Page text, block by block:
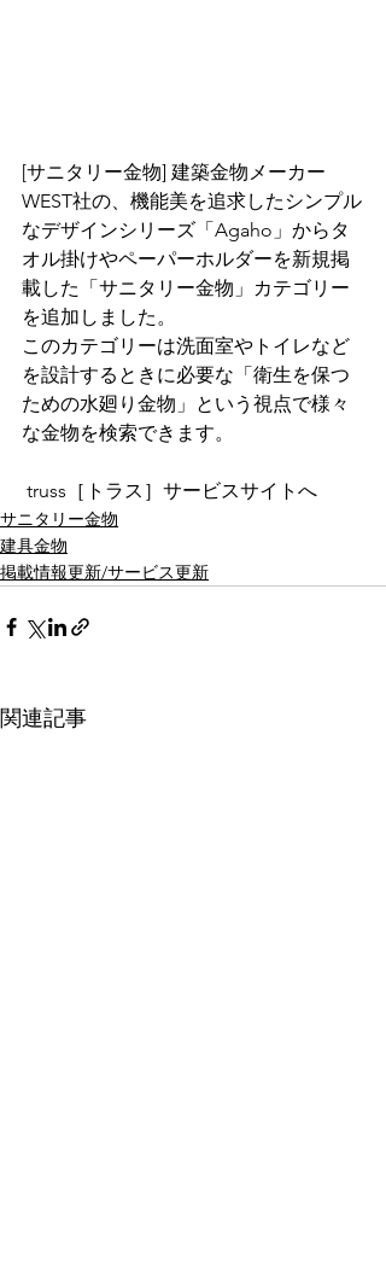
[サニタリー金物] 建築金物メーカー
WEST社の、機能美を追求したシンプル
なデザインシリーズ「Agaho」からタ
オル掛けやペーパーホルダーを新規掲
載した「サニタリー金物」カテゴリー
を追加しました。
このカテゴリーは洗面室やトイレなど
を設計するときに必要な「衛生を保つ
ための水廻り金物」という視点で様々
な金物を検索できます。
truss［トラス］サービスサイトへ
サニタリー金物
建具金物
掲載情報更新/サービス更新
関連記事